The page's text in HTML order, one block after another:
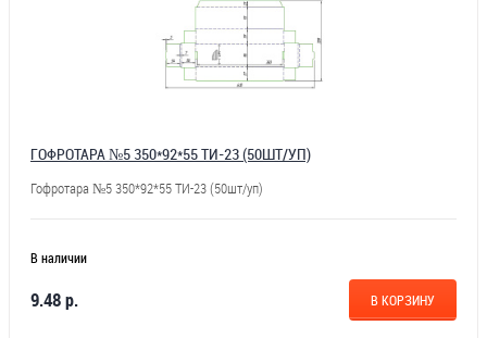
ГОФРОТАРА №5 350*92*55 ТИ-23 (50ШТ/УП)
Гофротара №5 350*92*55 ТИ-23 (50шт/уп)
В наличии
9.48 р. В КОРЗИНУ